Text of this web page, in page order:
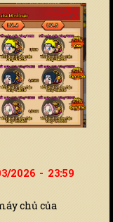
2026 - 23:59
chủ của